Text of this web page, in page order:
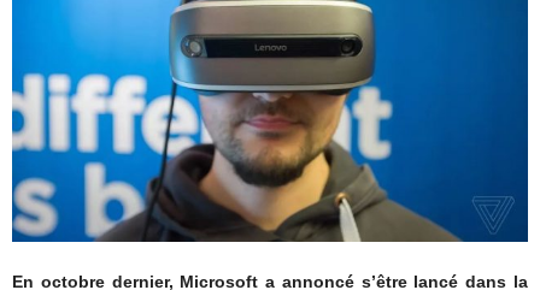
En octobre dernier, Microsoft a annoncé s’être lancé dans la